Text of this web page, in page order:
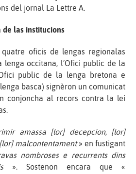
del jornal La Lettre A.
de las institucions
oficis de lengas regionalas
lenga occitana, l’Ofici public de la
public de la lenga bretona e
basca) signèron un comunicat
conjoncha al recors contra la lei
amassa [lor] decepcion, [lor]
malcontentament» en fustigant
nombroses e recurrents dins
». Sostenon encara que «